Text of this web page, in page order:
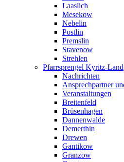
Laaslich
Mesekow
Nebelin
Postlin
Premslin
Stavenow
Strehlen
Pfarrsprengel Kyritz-Land
Nachrichten
Ansprechpartner
Veranstaltungen
Breitenfeld
Brüsenhagen
Dannenwalde
Demerthin
Drewen
Gantikow
Granzow